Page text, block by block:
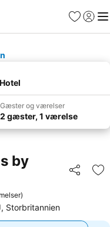
Favoritter
Log ind
Gæster og værelser
2 gæster, 1 værelse
by
Del
)
Storbritannien